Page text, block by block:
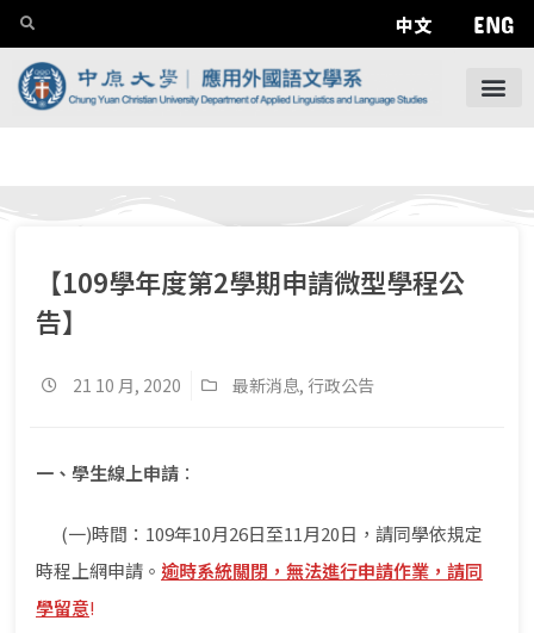
中文 ENG
【109學年度第2學期申請微型學程公
告】
21 10 月, 2020 最新消息, 行政公告
一、學生線上申請 ：
(一)時間：109年10月26日至11月20日，請同學依規定
時程上網申請。 逾時系統關閉，無法進行申請作業，請同
學留意!